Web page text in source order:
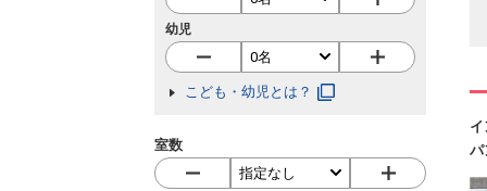
幼児
こども・幼児とは？
室数
パ